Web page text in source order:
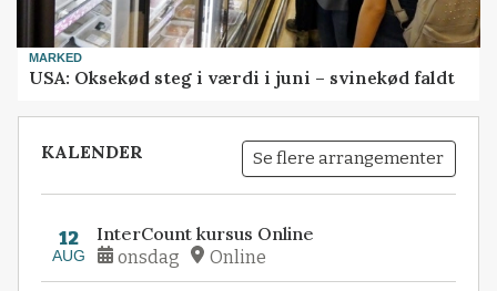
MARKED
USA: Oksekød steg i værdi i juni – svinekød faldt
KALENDER Se flere arrangementer
12
AUG
InterCount kursus Online
onsdag Online